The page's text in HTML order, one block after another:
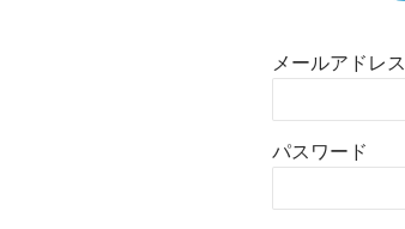
メールアドレス
パスワード